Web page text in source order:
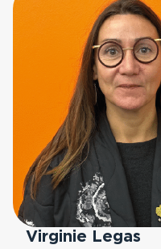
Virginie Legas